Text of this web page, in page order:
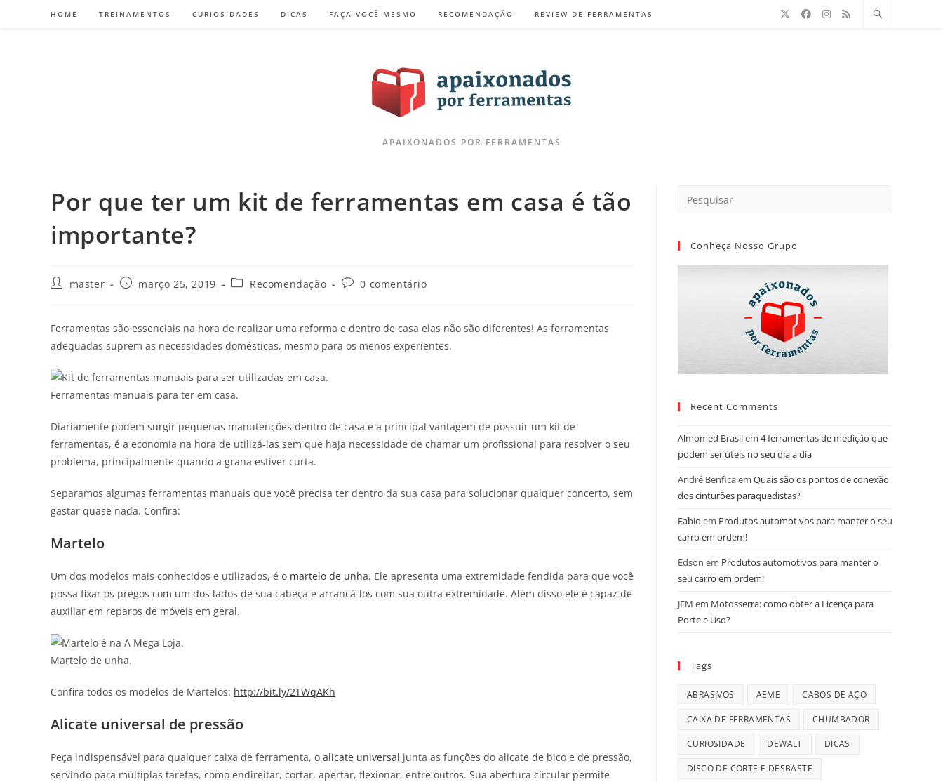
HOME TREINAMENTOS CURIOSIDADES DICAS FAÇA VOCÊ MESMO RECOMENDAÇÃO REVIEW DE FERRAMENTAS
APAIXONADOS POR FERRAMENTAS
Por que ter um kit de ferramentas em casa é tão
importante?
master março 25, 2019 Recomendação 0 comentário
Ferramentas são essenciais na hora de realizar uma reforma e dentro de casa elas não são diferentes! As ferramentas
adequadas suprem as necessidades domésticas, mesmo para os menos experientes.
Ferramentas manuais para ter em casa.
Diariamente podem surgir pequenas manutenções dentro de casa e a principal vantagem de possuir um kit de
ferramentas, é a economia na hora de utilizá-las sem que haja necessidade de chamar um profissional para resolver o seu
problema, principalmente quando a grana estiver curta.
Separamos algumas ferramentas manuais que você precisa ter dentro da sua casa para solucionar qualquer concerto, sem
gastar quase nada. Confira:
Martelo
Um dos modelos mais conhecidos e utilizados, é o martelo de unha. Ele apresenta uma extremidade fendida para que você
possa fixar os pregos com um dos lados de sua cabeça e arrancá-los com sua outra extremidade. Além disso ele é capaz de
auxiliar em reparos de móveis em geral.
Martelo de unha.
Confira todos os modelos de Martelos: http://bit.ly/2TWqAKh
Alicate universal de pressão
Peça indispensável para qualquer caixa de ferramenta, o alicate universal junta as funções do alicate de bico e de pressão,
servindo para múltiplas tarefas, como endireitar, cortar, apertar, flexionar, entre outros. Sua abertura circular permite
Conheça Nosso Grupo
Recent Comments
Almomed Brasilem 4 ferramentas de medição que
podem ser úteis no seu dia a dia
André Benficaem Quais são os pontos de conexão
dos cinturões paraquedistas?
Fabio em Produtos automotivos para manter o seu
carro em ordem!
Edson em Produtos automotivos para manter o
seu carro em ordem!
JEM em Motosserra: como obter a Licença para
Porte e Uso?
Tags
ABRASIVOS AEME CABOS DE AÇO
CAIXA DE FERRAMENTAS CHUMBADOR
CURIOSIDADE DEWALT DICAS
DISCO DE CORTE E DESBASTE